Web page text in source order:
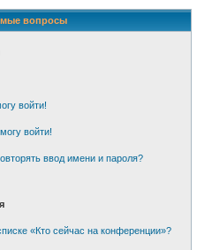
вопросы
войти!
войти!
ввод имени и пароля?
«Кто сейчас на конференции»?